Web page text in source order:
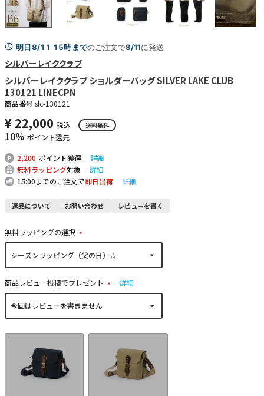
明日8/11 15時までのご注文で8/11に発送
シルバーレイククラブ
シルバーレイククラブ ショルダーバッグ SILVER LAKE CLUB
130121 LINECPN
商品番号 slc-130121
¥ 22,000 税込 送料無料
10% ポイント還元
2,200 ポイント獲得
詳細
無料ラッピング対象
詳細
15:00までのご注文で即日出荷 詳細
返品について お問い合わせ レビューを書く
無料ラッピングの選択
(
必
商品レビュー投稿でプレゼント
(
詳細